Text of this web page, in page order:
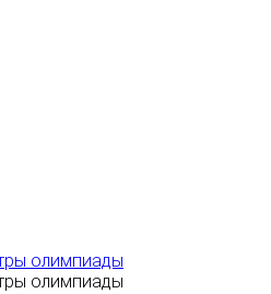
олимпиады
олимпиады